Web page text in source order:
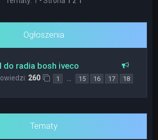
Ogłoszenia
do radia bosh iveco
260 1 … 15 16 17 18
Tematy